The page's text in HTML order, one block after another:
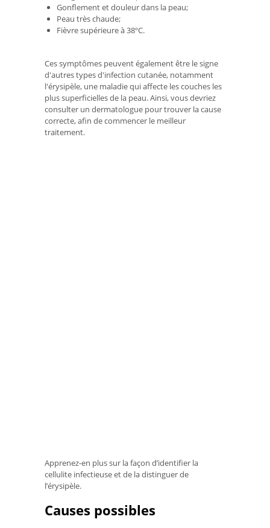
Gonflement et douleur dans la peau;
Peau très chaude;
Fièvre supérieure à 38ºC.
Ces symptômes peuvent également être le signe
d'autres types d'infection cutanée, notamment
l'érysipèle, une maladie qui affecte les couches les
plus superficielles de la peau. Ainsi, vous devriez
consulter un dermatologue pour trouver la cause
correcte, afin de commencer le meilleur
traitement.
Apprenez-en plus sur la façon d’identifier la
cellulite infectieuse et de la distinguer de
l’érysipèle.
Causes possibles